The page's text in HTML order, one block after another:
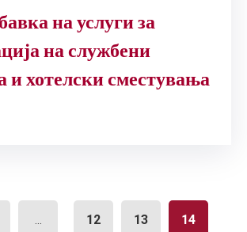
на услуги за
на службени
и хотелски сместувања
... 12 13 14